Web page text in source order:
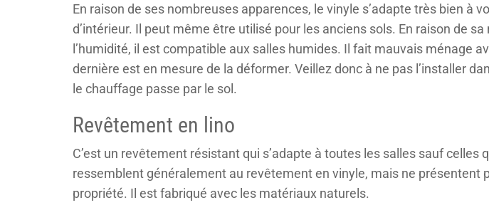
En raison de ses nombreuses apparences, le vinyle s’adapte très bien à
d’intérieur. Il peut même être utilisé pour les anciens sols. En raison de sa
l’humidité, il est compatible aux salles humides. Il fait mauvais ménage
dernière est en mesure de la déformer. Veillez donc à ne pas l’installer
le chauffage passe par le sol.
Revêtement en lino
C’est un revêtement résistant qui s’adapte à toutes les salles sauf celles
ressemblent généralement au revêtement en vinyle, mais ne présentent
propriété. Il est fabriqué avec les matériaux naturels.